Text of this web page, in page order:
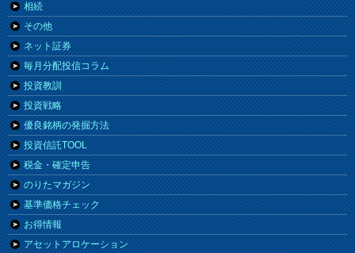
相続
その他
ネット証券
毎月分配投信コラム
投資教訓
投資戦略
優良銘柄の発掘方法
投資信託TOOL
税金・確定申告
のりたマガジン
基準価格チェック
お得情報
アセットアロケーション